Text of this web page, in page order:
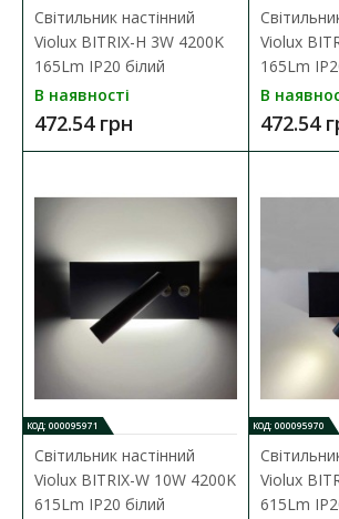
Світильник настінний Violux
Наявність: В наявності
Настінний світильник BITRIX-H Violux
внутрішнього освітлення певн..
472.54 грн
ДО КОШИКА
В порівняння
Світильник настінний
Violux BITRIX-H 3W 4200K
165Lm IP20 білий
В наявності
472.54 грн
Violux
165Lm
В
472.54
КОД: 000095971
Світильник настінний
Violux BITRIX-W 10W 4200K
615Lm IP20 білий
КОД: 000095970
Violux
615Lm